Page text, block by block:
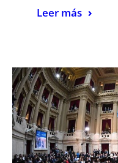
Leer más